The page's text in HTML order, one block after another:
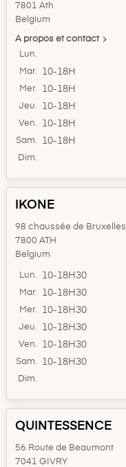
7801 Ath
Belgium
A propos et contact
Lun.
Mar.
10-18H
Mer. 10-18H
Jeu. 10-18H
Ven. 10-18H
Sam. 10-18H
Dim.
IKONE
98 chaussée de Bruxelles
7800 ATH
Belgium
Lun. 10-18H30
Mar. 10-18H30
Mer. 10-18H30
Jeu. 10-18H30
Ven. 10-18H30
Sam. 10-18H30
Dim.
QUINTESSENCE
56 Route de Beaumont
7041 GIVRY